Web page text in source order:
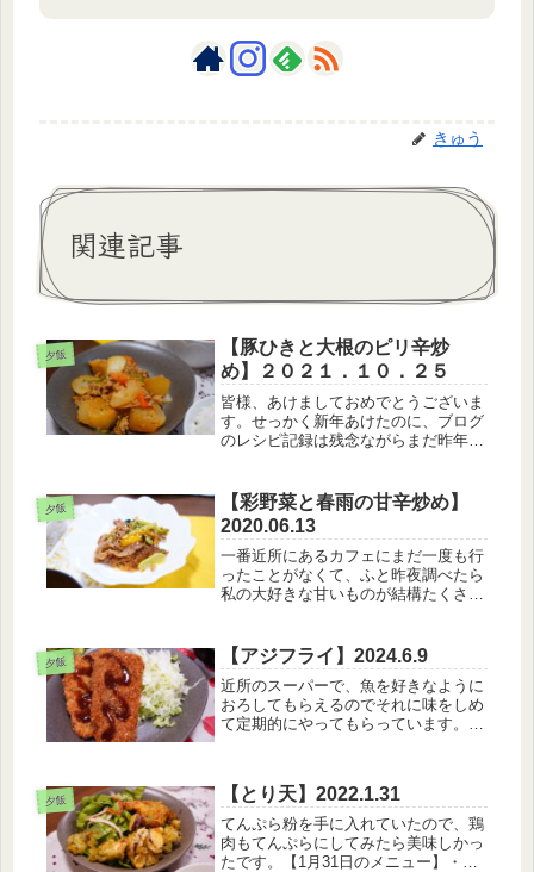
きゅう
関連記事
夕飯
【豚ひきと大根のピリ辛炒
め】２０２１．１０．２５
皆様、あけましておめでとうございま
す。せっかく新年あけたのに、ブログ
のレシピ記録は残念ながらまだ昨年の
きたいなと思います。【10月25日のメ
ニュー】・白米・豚ひき肉と大根...
夕飯
【彩野菜と春雨の甘辛炒め】
2020.06.13
一番近所にあるカフェにまだ一度も行
ったことがなくて、ふと昨夜調べたら
私の大好きな甘いものが結構たくさん
た。『せっかくだしカフェ、混んでな
かったら長居するか！』というわけ
で、...
夕飯 【アジフライ】2024.6.9
近所のスーパーで、魚を好きなように
おろしてもらえるのでそれに味をしめ
て定期的にやってもらっています。3
ね…【6月9日のメニュー】・白米・ア
ジフライ・ほうれんそうのお浸し・
青...
夕飯 【とり天】2022.1.31
てんぷら粉を手に入れていたので、鶏
肉もてんぷらにしてみたら美味しかっ
たです。【1月31日のメニュー】・白